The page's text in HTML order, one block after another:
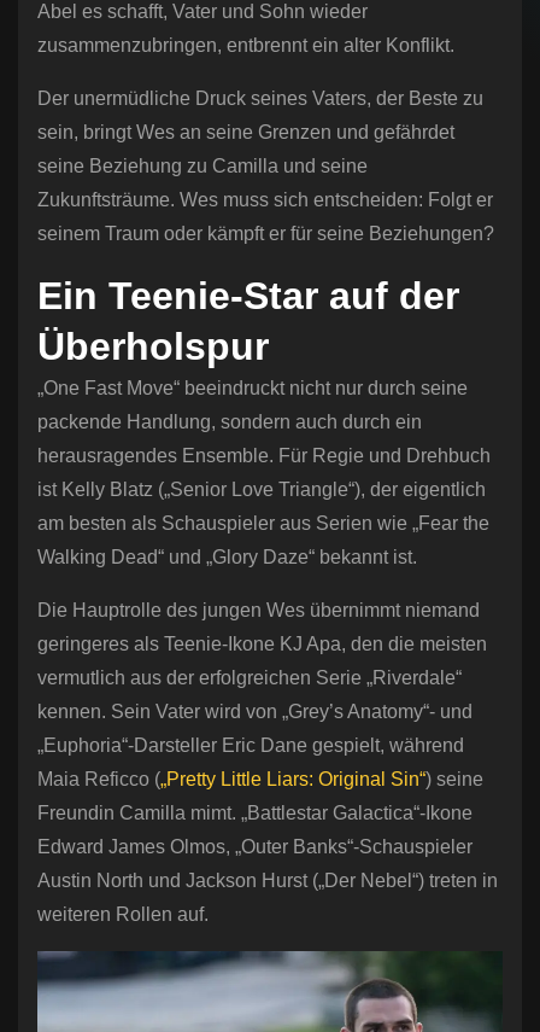
Abel es schafft, Vater und Sohn wieder
zusammenzubringen, entbrennt ein alter Konflikt.
Der unermüdliche Druck seines Vaters, der Beste zu
sein, bringt Wes an seine Grenzen und gefährdet
seine Beziehung zu Camilla und seine
Zukunftsträume. Wes muss sich entscheiden: Folgt er
seinem Traum oder kämpft er für seine Beziehungen?
Ein Teenie-Star auf der
Überholspur
„One Fast Move“ beeindruckt nicht nur durch seine
packende Handlung, sondern auch durch ein
herausragendes Ensemble. Für Regie und Drehbuch
ist Kelly Blatz („Senior Love Triangle“), der eigentlich
am besten als Schauspieler aus Serien wie „Fear the
Walking Dead“ und „Glory Daze“ bekannt ist.
Die Hauptrolle des jungen Wes übernimmt niemand
geringeres als Teenie-Ikone KJ Apa, den die meisten
vermutlich aus der erfolgreichen Serie „Riverdale“
kennen. Sein Vater wird von „Grey’s Anatomy“- und
„Euphoria“-Darsteller Eric Dane gespielt, während
Maia Reficco („Pretty Little Liars: Original Sin“) seine
Freundin Camilla mimt. „Battlestar Galactica“-Ikone
Edward James Olmos, „Outer Banks“-Schauspieler
Austin North und Jackson Hurst („Der Nebel“) treten in
weiteren Rollen auf.